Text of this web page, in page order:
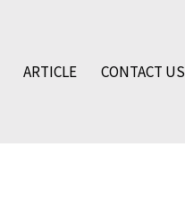
ARTICLE CONTACT US